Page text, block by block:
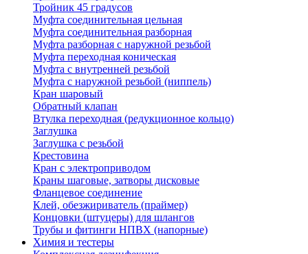
Тройник 45 градусов
Муфта соединительная цельная
Муфта соединительная разборная
Муфта разборная с наружной резьбой
Муфта переходная коническая
Муфта с внутренней резьбой
Муфта с наружной резьбой (ниппель)
Кран шаровый
Обратный клапан
Втулка переходная (редукционное кольцо)
Заглушка
Заглушка с резьбой
Крестовина
Кран с электроприводом
Краны шаговые, затворы дисковые
Фланцевое соединение
Клей, обезжириватель (праймер)
Концовки (штуцеры) для шлангов
Трубы и фитинги НПВХ (напорные)
Химия и тестеры